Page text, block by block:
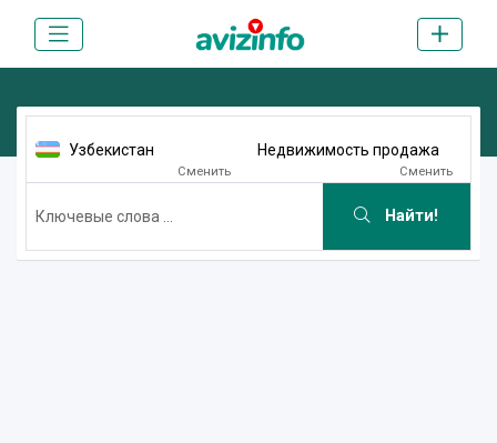
Узбекистан
Сменить
Недвижимость продажа
Сменить
Найти!